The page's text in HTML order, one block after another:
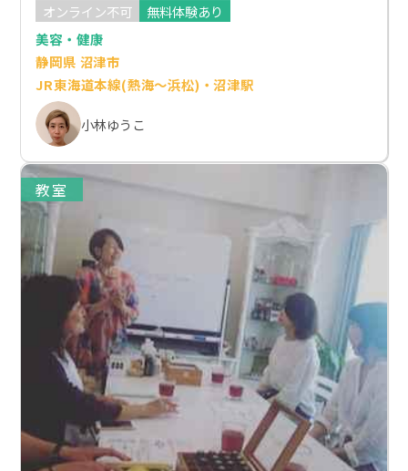
オンライン不可
無料体験あり
美容・健康
静岡県 沼津市
JR東海道本線(熱海～浜松)・沼津駅
小林ゆうこ
教室